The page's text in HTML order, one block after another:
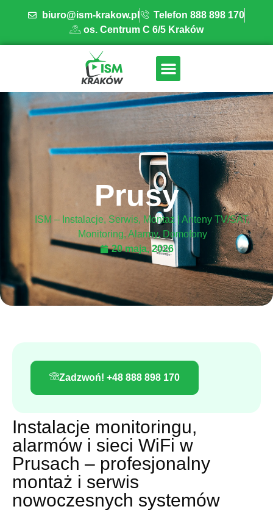
biuro@ism-krakow.pl
Telefon 888 898 170
os. Centrum C 6/5 Kraków
Prusy
ISM – Instalacje, Serwis, Montaż | Anteny TV/SAT,
Monitoring, Alarmy, Domofony
20 maja, 2026
Zadzwoń! +48 888 898 170
Instalacje monitoringu,
alarmów i sieci WiFi w
Prusach – profesjonalny
montaż i serwis
nowoczesnych systemów